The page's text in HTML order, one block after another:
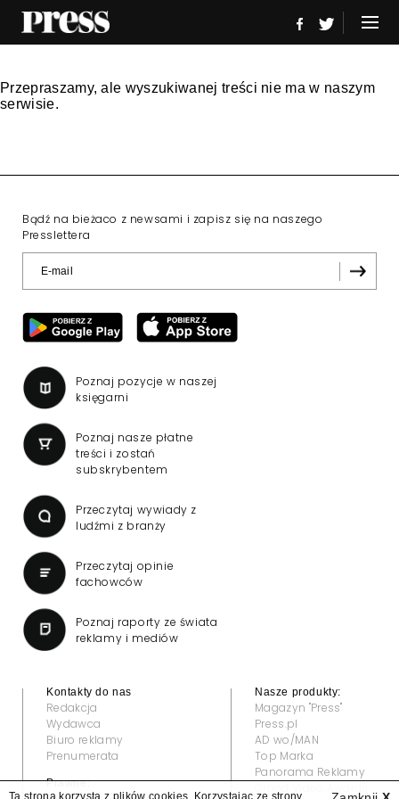
Przepraszamy, ale wyszukiwanej treści nie ma w naszym
serwisie.
Bądź na bieżaco z newsami i zapisz się na naszego
Presslettera
Poznaj pozycje w naszej
księgarni
Poznaj nasze płatne
treści i zostań
subskrybentem
Przeczytaj wywiady z
ludźmi z branży
Przeczytaj opinie
fachowców
Poznaj raporty ze świata
reklamy i mediów
Kontakty do nas
Redakcja
Wydawca
Biuro reklamy
Prenumerata
Prawne:
Nasze produkty:
Magazyn "Press"
Press.pl
AD wo/MAN
Top Marka
Panorama Reklamy
Ta strona korzysta z plików cookies. Korzystając ze strony